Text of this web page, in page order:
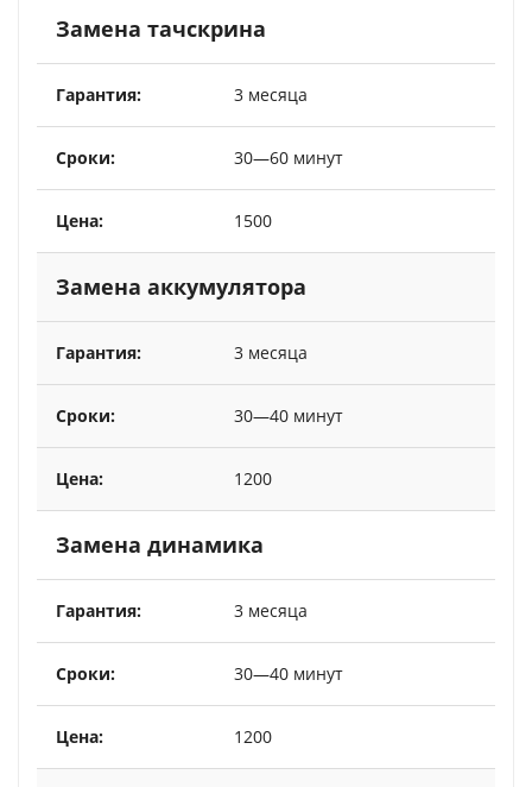
Замена тачскрина
3 месяца
30—60 минут
1500
Замена аккумулятора
3 месяца
30—40 минут
1200
Замена динамика
3 месяца
30—40 минут
1200